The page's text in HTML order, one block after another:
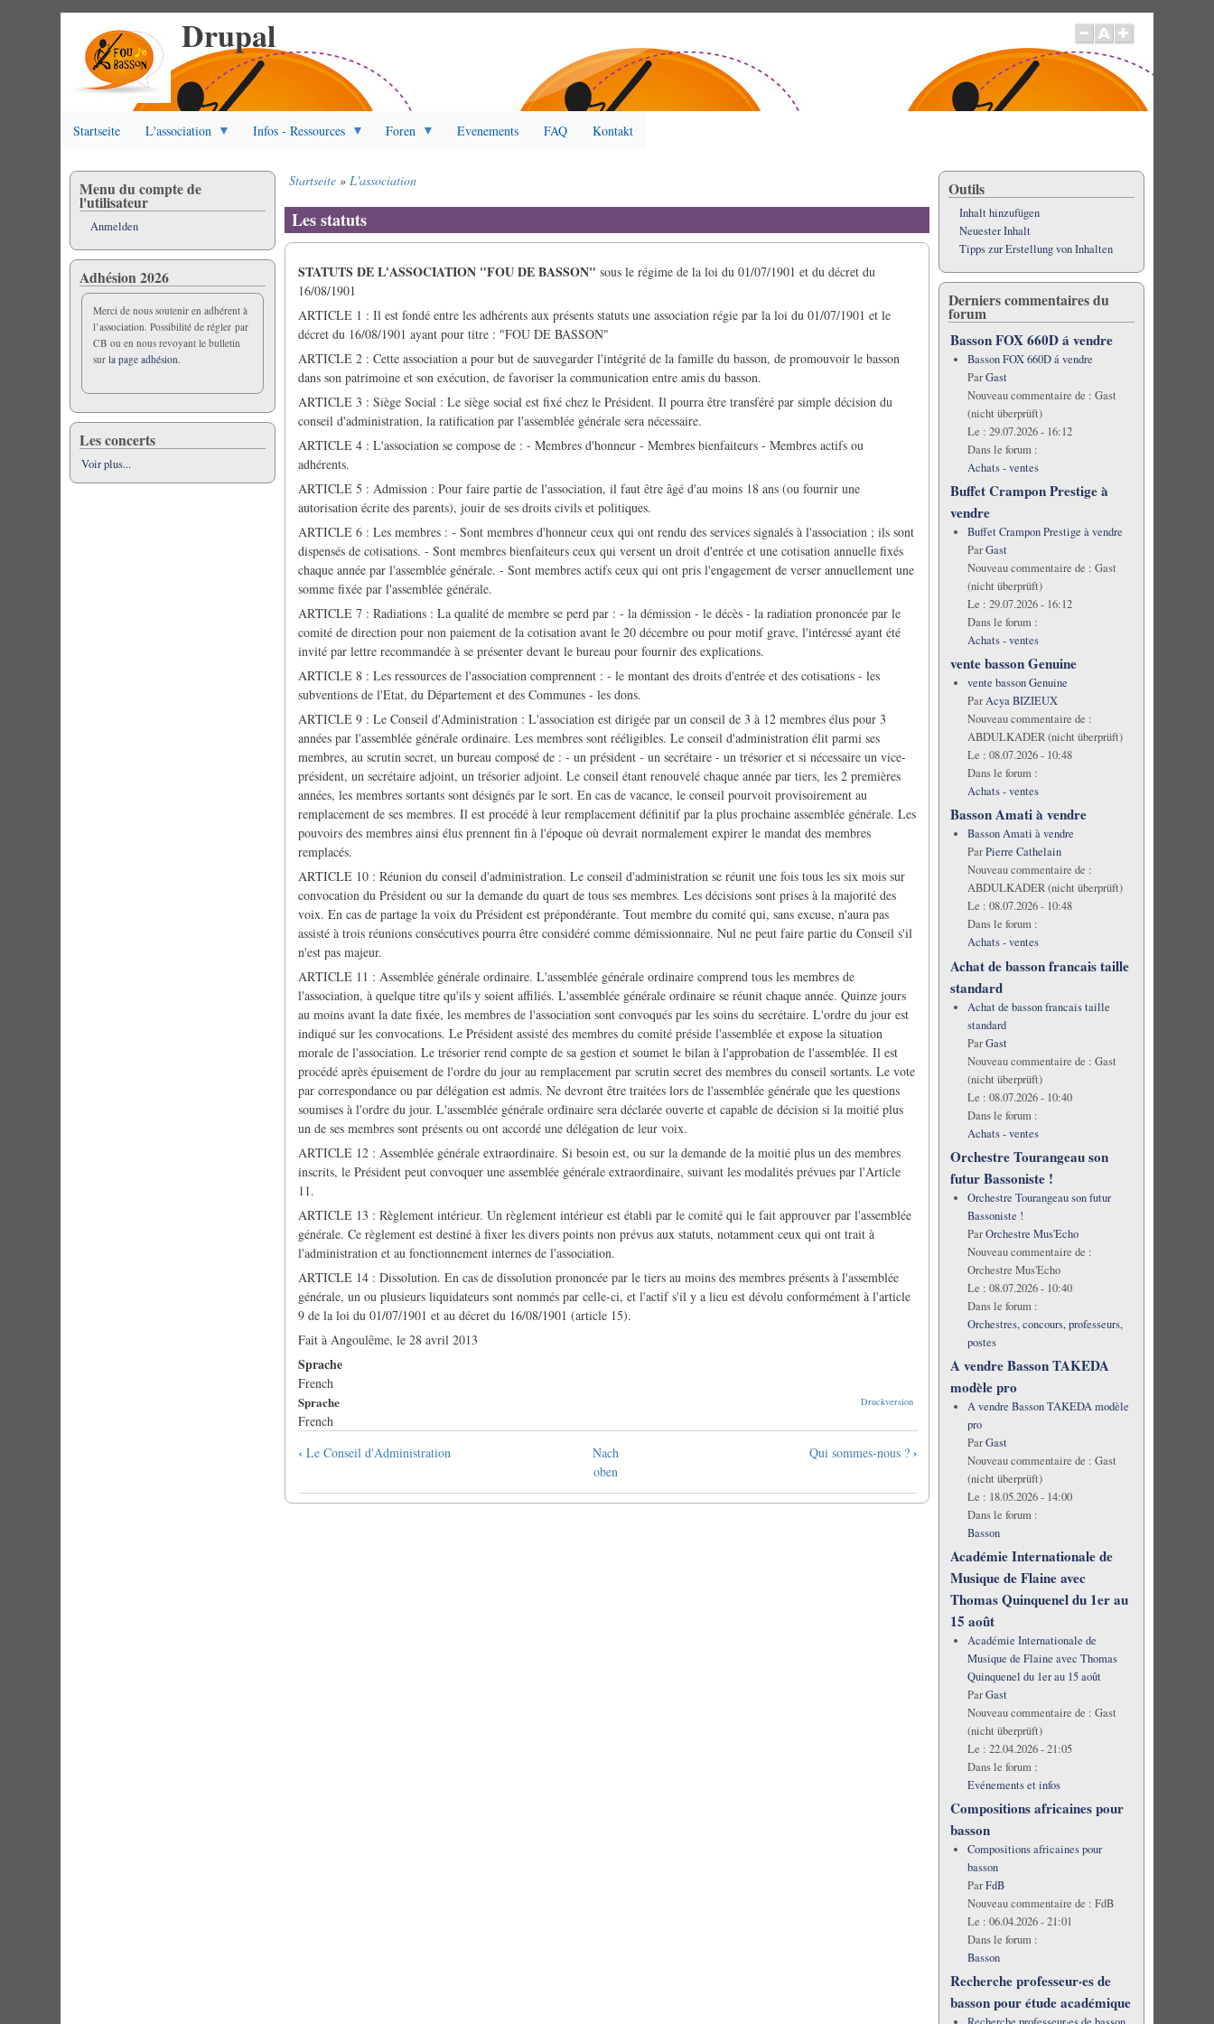
Drupal
Startseite L'association Infos - Ressources Foren Evenements FAQ Kontakt
Startseite L'association
Les statuts
STATUTS DE L'ASSOCIATION "FOU DE BASSON"sous le régime de la loi du 01/07/1901 et du décret du
16/08/1901
ARTICLE 1 : Il est fondé entre les adhérents aux présents statuts une association régie par la loi du 01/07/1901 et le
décret du 16/08/1901 ayant pour titre : "FOU DE BASSON"
ARTICLE 2 : Cette association a pour but de sauvegarder l'intégrité de la famille du basson, de promouvoir le basson
dans son patrimoine et son exécution, de favoriser la communication entre amis du basson.
ARTICLE 3 : Siège Social : Le siège social est fixé chez le Président. Il pourra être transféré par simple décision du
conseil d'administration, la ratification par l'assemblée générale sera nécessaire.
ARTICLE 4 : L'association se compose de : - Membres d'honneur - Membres bienfaiteurs - Membres actifs ou
adhérents.
ARTICLE 5 : Admission : Pour faire partie de l'association, il faut être âgé d'au moins 18 ans (ou fournir une
autorisation écrite des parents), jouir de ses droits civils et politiques.
ARTICLE 6 : Les membres : - Sont membres d'honneur ceux qui ont rendu des services signalés à l'association ; ils sont
dispensés de cotisations. - Sont membres bienfaiteurs ceux qui versent un droit d'entrée et une cotisation annuelle fixés
chaque année par l'assemblée générale. - Sont membres actifs ceux qui ont pris l'engagement de verser annuellement une
somme fixée par l'assemblée générale.
ARTICLE 7 : Radiations : La qualité de membre se perd par : - la démission - le décès - la radiation prononcée par le
comité de direction pour non paiement de la cotisation avant le 20 décembre ou pour motif grave, l'intéressé ayant été
invité par lettre recommandée à se présenter devant le bureau pour fournir des explications.
ARTICLE 8 : Les ressources de l'association comprennent : - le montant des droits d'entrée et des cotisations - les
subventions de l'Etat, du Département et des Communes - les dons.
ARTICLE 9 : Le Conseil d'Administration : L'association est dirigée par un conseil de 3 à 12 membres élus pour 3
années par l'assemblée générale ordinaire. Les membres sont rééligibles. Le conseil d'administration élit parmi ses
membres, au scrutin secret, un bureau composé de : - un président - un secrétaire - un trésorier et si nécessaire un vice-
président, un secrétaire adjoint, un trésorier adjoint. Le conseil étant renouvelé chaque année par tiers, les 2 premières
années, les membres sortants sont désignés par le sort. En cas de vacance, le conseil pourvoit provisoirement au
remplacement de ses membres. Il est procédé à leur remplacement définitif par la plus prochaine assemblée générale. Les
pouvoirs des membres ainsi élus prennent fin à l'époque où devrait normalement expirer le mandat des membres
remplacés.
ARTICLE 10 : Réunion du conseil d'administration. Le conseil d'administration se réunit une fois tous les six mois sur
convocation du Président ou sur la demande du quart de tous ses membres. Les décisions sont prises à la majorité des
voix. En cas de partage la voix du Président est prépondérante. Tout membre du comité qui, sans excuse, n'aura pas
assisté à trois réunions consécutives pourra être considéré comme démissionnaire. Nul ne peut faire partie du Conseil s'il
n'est pas majeur.
ARTICLE 11 : Assemblée générale ordinaire. L'assemblée générale ordinaire comprend tous les membres de
l'association, à quelque titre qu'ils y soient affiliés. L'assemblée générale ordinaire se réunit chaque année. Quinze jours
au moins avant la date fixée, les membres de l'association sont convoqués par les soins du secrétaire. L'ordre du jour est
indiqué sur les convocations. Le Président assisté des membres du comité préside l'assemblée et expose la situation
morale de l'association. Le trésorier rend compte de sa gestion et soumet le bilan à l'approbation de l'assemblée. Il est
procédé après épuisement de l'ordre du jour au remplacement par scrutin secret des membres du conseil sortants. Le vote
par correspondance ou par délégation est admis. Ne devront être traitées lors de l'assemblée générale que les questions
soumises à l'ordre du jour. L'assemblée générale ordinaire sera déclarée ouverte et capable de décision si la moitié plus
un de ses membres sont présents ou ont accordé une délégation de leur voix.
ARTICLE 12 : Assemblée générale extraordinaire. Si besoin est, ou sur la demande de la moitié plus un des membres
inscrits, le Président peut convoquer une assemblée générale extraordinaire, suivant les modalités prévues par l'Article
11.
ARTICLE 13 : Règlement intérieur. Un règlement intérieur est établi par le comité qui le fait approuver par l'assemblée
générale. Ce règlement est destiné à fixer les divers points non prévus aux statuts, notamment ceux qui ont trait à
l'administration et au fonctionnement internes de l'association.
ARTICLE 14 : Dissolution. En cas de dissolution prononcée par le tiers au moins des membres présents à l'assemblée
générale, un ou plusieurs liquidateurs sont nommés par celle-ci, et l'actif s'il y a lieu est dévolu conformément à l'article
9 de la loi du 01/07/1901 et au décret du 16/08/1901 (article 15).
Fait à Angoulême, le 28 avril 2013
Sprache
French
Druckversion
Sprache
French
Links
das
Blättern
‹ Le Conseil d'Administration
Nach
oben
Qui sommes-nous ? ›
Menu du compte de
l'utilisateur
Anmelden
Adhésion 2026
Merci de nous soutenir en adhérent à
l’association. Possibilité de régler par
CB ou en nous revoyant le bulletin
surla page adhésion.
Les concerts
Voir plus...
Outils
Inhalt hinzufügen
Neuester Inhalt
Tipps zur Erstellung von Inhalten
Derniers commentaires du
forum
Basson FOX 660D á vendre
Basson FOX 660D á vendre
ParGast
Nouveau commentaire de : Gast
(nicht überprüft)
Le : 29.07.2026 - 16:12
Dans le forum :
Achats - ventes
Buffet Crampon Prestige à
vendre
Buffet Crampon Prestige à vendre
ParGast
Nouveau commentaire de : Gast
(nicht überprüft)
Le : 29.07.2026 - 16:12
Dans le forum :
Achats - ventes
vente basson Genuine
vente basson Genuine
ParAcya BIZIEUX
Nouveau commentaire de :
ABDULKADER (nicht überprüft)
Le : 08.07.2026 - 10:48
Dans le forum :
Achats - ventes
Basson Amati à vendre
Basson Amati à vendre
ParPierre Cathelain
Nouveau commentaire de :
ABDULKADER (nicht überprüft)
Le : 08.07.2026 - 10:48
Dans le forum :
Achats - ventes
Achat de basson francais taille
standard
Achat de basson francais taille
standard
ParGast
Nouveau commentaire de : Gast
(nicht überprüft)
Le : 08.07.2026 - 10:40
Dans le forum :
Achats - ventes
Orchestre Tourangeau son
futur Bassoniste !
Orchestre Tourangeau son futur
Bassoniste !
ParOrchestre Mus'Echo
Nouveau commentaire de :
Orchestre Mus'Echo
Le : 08.07.2026 - 10:40
Dans le forum :
Orchestres, concours, professeurs,
postes
A vendre Basson TAKEDA
modèle pro
A vendre Basson TAKEDA modèle
pro
ParGast
Nouveau commentaire de : Gast
(nicht überprüft)
Le : 18.05.2026 - 14:00
Dans le forum :
Basson
Académie Internationale de
Musique de Flaine avec
Thomas Quinquenel du 1er au
15 août
Académie Internationale de
Musique de Flaine avec Thomas
Quinquenel du 1er au 15 août
ParGast
Nouveau commentaire de : Gast
(nicht überprüft)
Le : 22.04.2026 - 21:05
Dans le forum :
Evénements et infos
Compositions africaines pour
basson
Compositions africaines pour
basson
ParFdB
Nouveau commentaire de : FdB
Le : 06.04.2026 - 21:01
Dans le forum :
Basson
Recherche professeur·es de
basson pour étude académique